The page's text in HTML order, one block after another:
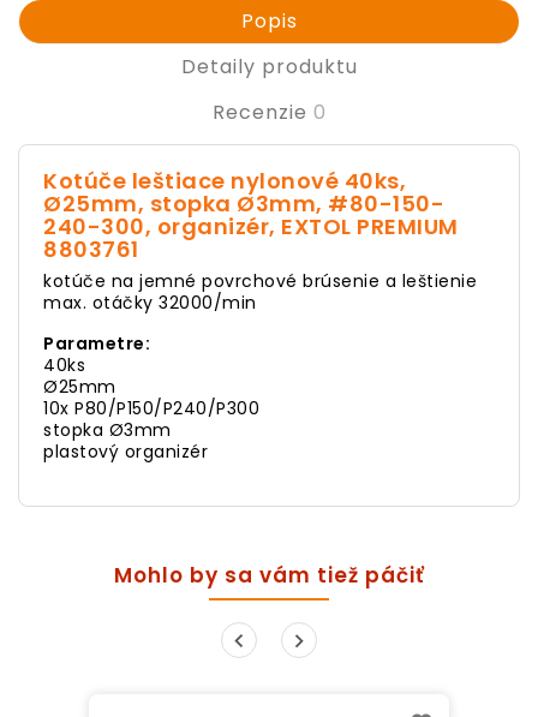
Popis
Detaily produktu
Recenzie 0
Kotúče leštiace nylonové 40ks,
Ø25mm, stopka Ø3mm, #80-150-
240-300, organizér, EXTOL PREMIUM
8803761
kotúče na jemné povrchové brúsenie a leštienie
max. otáčky 32000/min
Parametre:
40ks
Ø25mm
10x P80/P150/P240/P300
stopka Ø3mm
plastový organizér
Mohlo by sa vám tiež páčiť